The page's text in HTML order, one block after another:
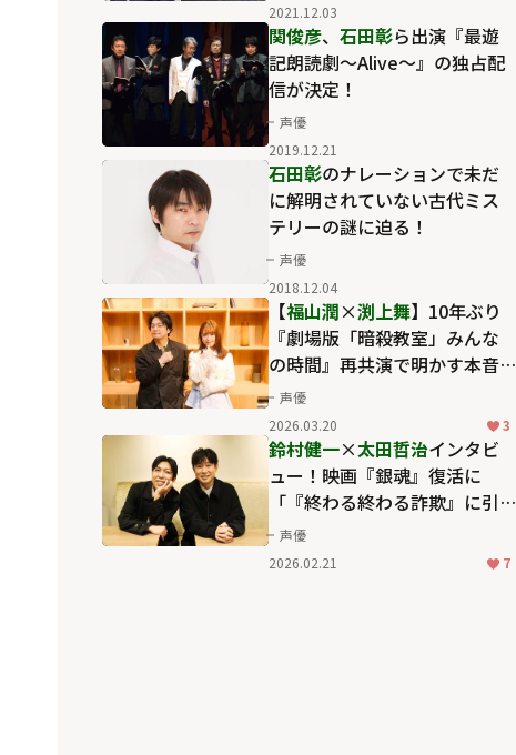
2021.12.03
関俊彦、 石田彰ら出演『最遊
記朗読劇～Alive～』の独占配
信が決定！
声優
2019.12.21
石田彰のナレーションで未だ
に解明されていない古代ミス
テリーの謎に迫る！
声優
2018.12.04
【福山潤×渕上舞】10年ぶり
『劇場版「暗殺教室」みんな
の時間』再共演で明かす本音
「何を考えているか分からな
い」同士？〈ふたりのこ
と。〉
声優
2026.03.20
3
鈴村健一×太田哲治インタビ
ュー！映画『銀魂』復活に
「『終わる終わる詐欺』に引
っかからない心になってい
た」
声優
2026.02.21
7